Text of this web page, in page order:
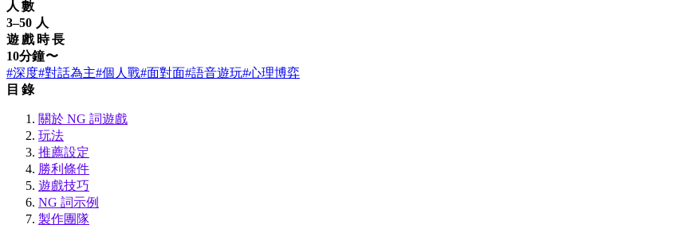
人數
3–50 人
遊戲時長
10分鐘〜
#深度#對話為主#個人戰#面對面#語音遊玩#心理博弈
目錄
關於 NG 詞遊戲
玩法
推薦設定
勝利條件
遊戲技巧
NG 詞示例
製作團隊